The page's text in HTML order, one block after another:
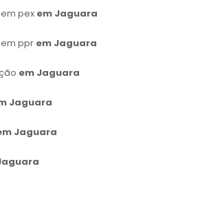
pex em Jaguara
ppr em Jaguara
em Jaguara
Jaguara
Jaguara